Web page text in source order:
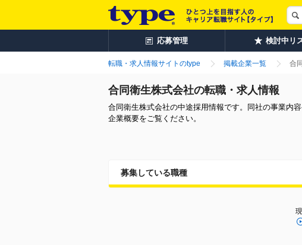
応募管理 検討中リ
転職・求人情報サイトのtype 掲載企業一覧 合
合同衛生株式会社の転職・求人情報
合同衛生株式会社の中途採用情報です。同社の事業内
企業概要をご覧ください。
募集している職種